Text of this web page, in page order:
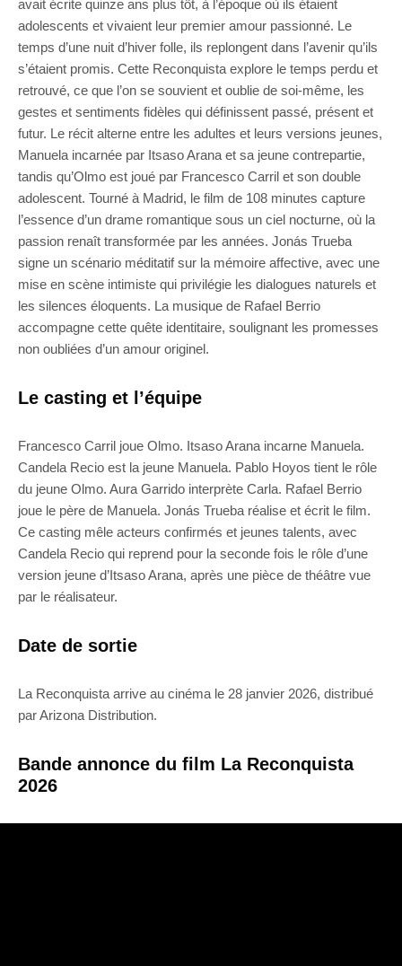
avait écrite quinze ans plus tôt, à l’époque où ils étaient
adolescents et vivaient leur premier amour passionné. Le
temps d’une nuit d’hiver folle, ils replongent dans l’avenir qu’ils
s’étaient promis. Cette Reconquista explore le temps perdu et
retrouvé, ce que l’on se souvient et oublie de soi-même, les
gestes et sentiments fidèles qui définissent passé, présent et
futur. Le récit alterne entre les adultes et leurs versions jeunes,
Manuela incarnée par Itsaso Arana et sa jeune contrepartie,
tandis qu’Olmo est joué par Francesco Carril et son double
adolescent. Tourné à Madrid, le film de 108 minutes capture
l’essence d’un drame romantique sous un ciel nocturne, où la
passion renaît transformée par les années. Jonás Trueba
signe un scénario méditatif sur la mémoire affective, avec une
mise en scène intimiste qui privilégie les dialogues naturels et
les silences éloquents. La musique de Rafael Berrio
accompagne cette quête identitaire, soulignant les promesses
non oubliées d’un amour originel.
Le casting et l’équipe
Francesco Carril joue Olmo. Itsaso Arana incarne Manuela.
Candela Recio est la jeune Manuela. Pablo Hoyos tient le rôle
du jeune Olmo. Aura Garrido interprète Carla. Rafael Berrio
joue le père de Manuela. Jonás Trueba réalise et écrit le film.
Ce casting mêle acteurs confirmés et jeunes talents, avec
Candela Recio qui reprend pour la seconde fois le rôle d’une
version jeune d’Itsaso Arana, après une pièce de théâtre vue
par le réalisateur.
Date de sortie
La Reconquista arrive au cinéma le 28 janvier 2026, distribué
par Arizona Distribution.
Bande annonce du film La Reconquista
2026